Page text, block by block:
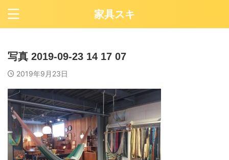
家具スキ
写真 2019-09-23 14 17 07
2019年9月23日